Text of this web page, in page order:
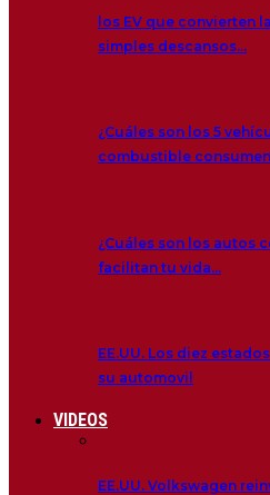
los EV que convierten
simples descansos…
¿Cuáles son los 5
combustible
¿Cuáles son los autos
facilitan tu vida…
EE.UU. Los diez
su automovil
VIDEOS
EE.UU. Volkswagen